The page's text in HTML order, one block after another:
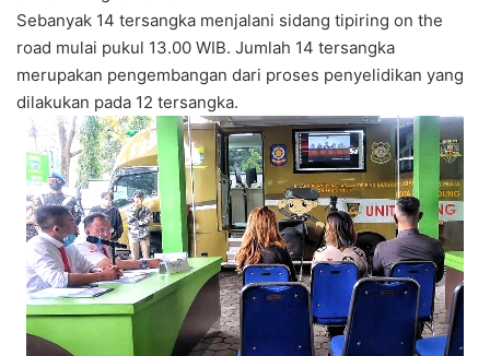
Sebanyak 14 tersangka menjalani sidang tipiring on the
road mulai pukul 13.00 WIB. Jumlah 14 tersangka
merupakan pengembangan dari proses penyelidikan yang
dilakukan pada 12 tersangka.